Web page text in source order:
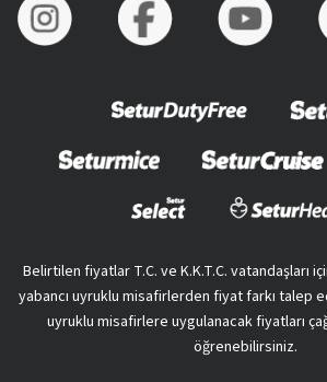
Belirtilen fiyatlar T.C. ve K.K.T.C. vatandaşları
yabancı uyruklu misafirlerden fiyat farkı talep
uyruklu misafirlere uygulanacak fiyatları
öğrenebilirsiniz.